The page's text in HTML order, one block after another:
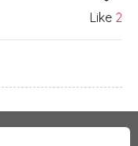
Like 2